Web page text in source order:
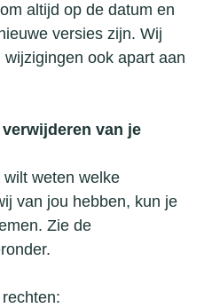
altijd op de datum en
versies zijn. Wij
ook apart aan
van je
weten welke
van jou hebben, kun je
Zie de